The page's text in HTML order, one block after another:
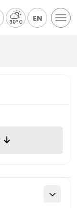
30°C EN